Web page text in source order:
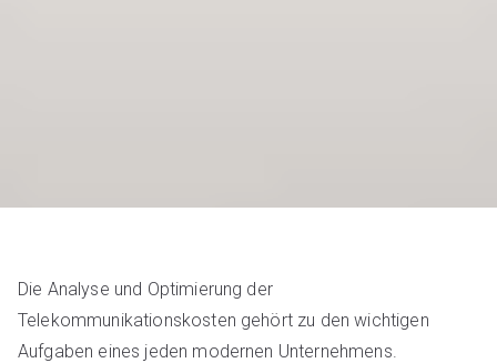
Die Analyse und Optimierung der
Telekommunikationskosten gehört zu den wichtigen
Aufgaben eines jeden modernen Unternehmens.